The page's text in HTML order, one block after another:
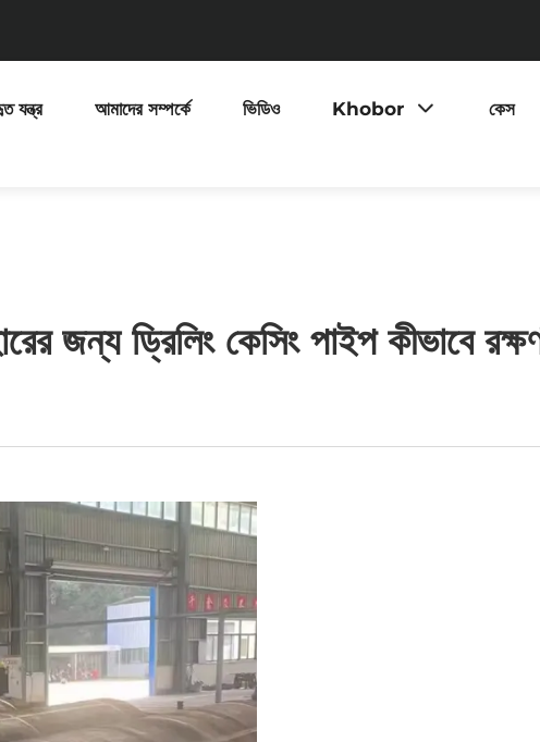
যন্ত্র আমাদের সম্পর্কে ভিডিও Khobor
কেস
জন্য ড্রিলিং কেসিং পাইপ কীভাবে